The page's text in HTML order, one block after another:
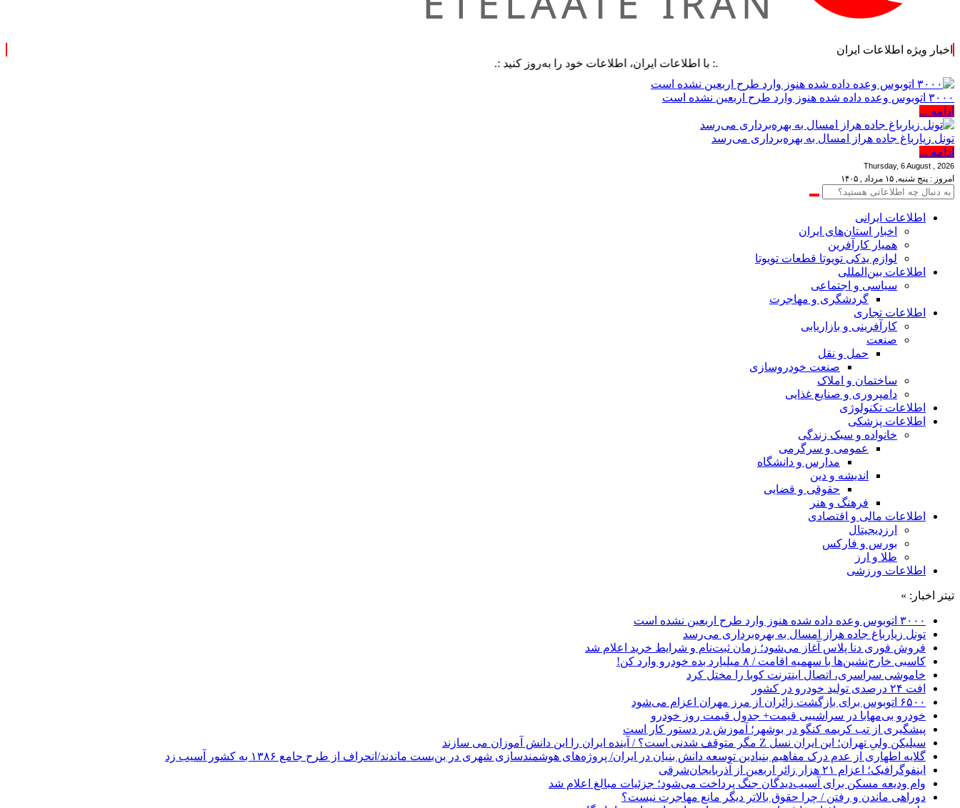
اخبار ویژه اطلاعات ایران
.: با اطلاعات ایران، اطلاعات خود را به‌روز کنید :.
۳۰۰۰ اتوبوس وعده داده شده هنوز وارد طرح اربعین نشده است
ادامه ...
تونل زیارباغ جاده هراز امسال به بهره‌برداری می‌رسد
ادامه ...
Thursday, 6 August , 2026
امروز : پنج شنبه, ۱۵ مرداد , ۱۴۰۵
اطلاعات‌ ‎ایرانی
اخبار استان‌های ایران
همیار کارآفرین
لوازم یدکی تویوتا قطعات تویوتا
اطلاعات بین‌المللی
سیاسی و اجتماعی
گردشگری و مهاجرت
اطلاعات تجاری
کارآفرینی و بازاریابی
صنعت
حمل و نقل
صنعت خودروسازی
ساختمان و املاک
دامپروری و صنایع غذایی
اطلاعات تکنولوژی
اطلاعات پزشکی
خانواده و سبک زندگی
عمومی و سرگرمی
مدارس و دانشگاه
اندیشه و دین
حقوقی و قضایی
فرهنگ و هنر
اطلاعات مالی و اقتصادی
ارزدیجیتال
بورس و فارکس
طلا و ارز
اطلاعات ورزشی
تیتر اخبار: »
۳۰۰۰ اتوبوس وعده داده شده هنوز وارد طرح اربعین نشده است
تونل زیارباغ جاده هراز امسال به بهره‌برداری می‌رسد
فروش فوری دنا پلاس آغاز می‌شود؛ زمان ثبت‌نام و شرایط خرید اعلام شد
کاسبی خارج‌نشین‌ها با سهمیه اقامت / ۸ میلیارد بده خودرو وارد کن!
خاموشی سراسری، اتصال اینترنت کوبا را مختل کرد
افت ۲۴ درصدی تولید خودرو در کشور
۶۵۰۰ اتوبوس برای بازگشت زائران از مرز مهران اعزام می‌شود
خودرو بی‌مهابا در سراشیبی قیمت+ جدول قیمت روز خودرو
پیشگیری از تب کریمه کنگو در بوشهر؛ آموزش در دستور کار است
سیلیکن ولیِ تهران؛ این ایران نسل Z مگر متوقف شدنی است؟ / آینده ایران را این دانش آموزان می سازند
گلایه اطهاری از عدم درک مفاهیم بنیادین توسعه دانش بنیان در ایران/ پروژه‌های هوشمندسازی شهری در بن‌بست ماندند/انحراف از طرح جامع ۱۳۸۶ به کشور آسیب زد
اینفوگرافیک؛ اعزام ۲۱ هزار زائر اربعین از آذربایجان‌شرقی
وام ودیعه مسکن برای آسیب‌دیدگان جنگ پرداخت می‌شود؛ جزئیات مبالغ اعلام شد
دوراهی ماندن و رفتن / چرا حقوق بالاتر دیگر مانع مهاجرت نیست؟